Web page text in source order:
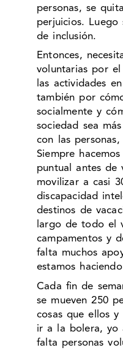
personas, se
perjuicios. Luego
de inclusión.
Entonces,
voluntarias por
las actividades
también por
socialmente y
sociedad sea
con las
Siempre
puntual antes de
movilizar a casi
discapacidad
destinos de
largo de todo el
campamentos y
falta muchos
estamos
Cada fin de
se mueven 250
cosas que ellos
ir a la bolera, yo
falta personas